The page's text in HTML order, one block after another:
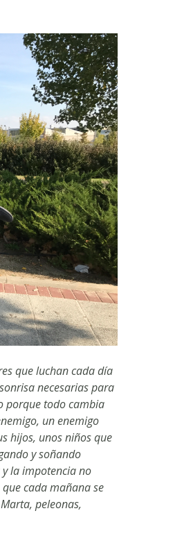
que luchan cada día
necesarias para
porque todo cambia
un enemigo
hijos, unos niños que
y soñando
la impotencia no
cada mañana se
peleonas,